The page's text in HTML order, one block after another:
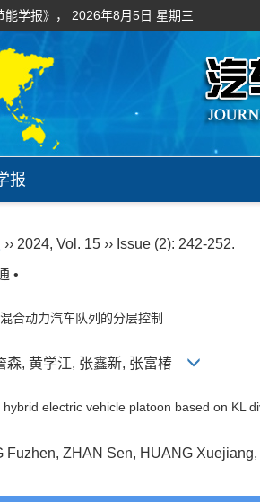
学报》， 2026年8月5日 星期三
报
›› 2024, Vol. 15 ›› Issue (2): 242-252.
•
合动力汽车队列的分层控制
森, 黄学江, 张鑫新, 张富椿
electric vehicle platoon based on KL
Fuzhen, ZHAN Sen, HUANG